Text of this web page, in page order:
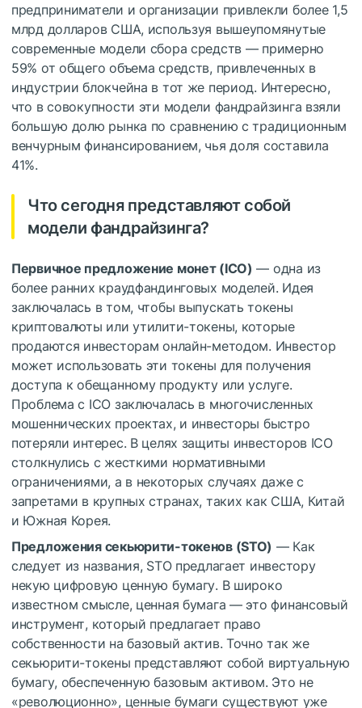
предприниматели и организации привлекли более 1,5
млрд долларов США, используя вышеупомянутые
современные модели сбора средств — примерно
59% от общего объема средств, привлеченных в
индустрии блокчейна в тот же период. Интересно,
что в совокупности эти модели фандрайзинга взяли
большую долю рынка по сравнению с традиционным
венчурным финансированием, чья доля составила
41%.
Что сегодня представляют собой
модели фандрайзинга?
Первичное предложение монет (ICO) — одна из
более ранних краудфандинговых моделей. Идея
заключалась в том, чтобы выпускать токены
криптовалюты или утилити-токены, которые
продаются инвесторам онлайн-методом. Инвестор
может использовать эти токены для получения
доступа к обещанному продукту или услуге.
Проблема с ICO заключалась в многочисленных
мошеннических проектах, и инвесторы быстро
потеряли интерес. В целях защиты инвесторов ICO
столкнулись с жесткими нормативными
ограничениями, а в некоторых случаях даже с
запретами в крупных странах, таких как США, Китай
и Южная Корея.
Предложения секьюрити-токенов (STO) — Как
следует из названия, STO предлагает инвестору
некую цифровую ценную бумагу. В широко
известном смысле, ценная бумага — это финансовый
инструмент, который предлагает право
собственности на базовый актив. Точно так же
секьюрити-токены представляют собой виртуальную
бумагу, обеспеченную базовым активом. Это не
«революционно», ценные бумаги существуют уже